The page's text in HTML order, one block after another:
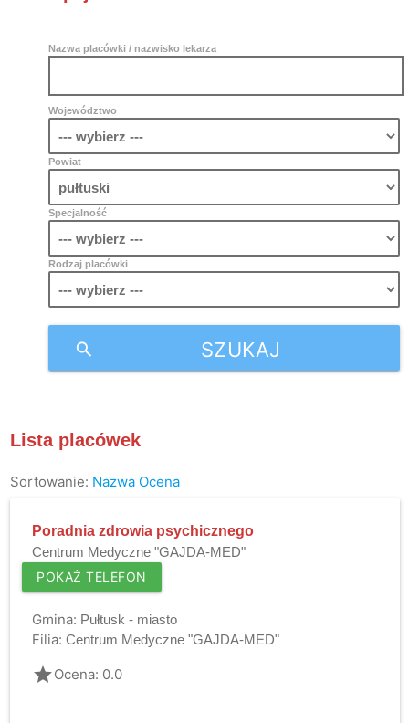
Nazwa placówki / nazwisko lekarza
Województwo
Powiat
Specjalność
Rodzaj placówki
SZUKAJ
search
Lista placówek
Sortowanie: Nazwa Ocena
Poradnia zdrowia psychicznego
Centrum Medyczne "GAJDA-MED"
POKAŻ TELEFON
Gmina: Pułtusk - miasto
Filia: Centrum Medyczne "GAJDA-MED"
gradeOcena: 0.0